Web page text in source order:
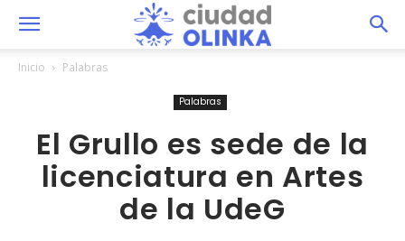
Inicio Palabras
Palabras
El Grullo es sede de la
licenciatura en Artes
de la UdeG